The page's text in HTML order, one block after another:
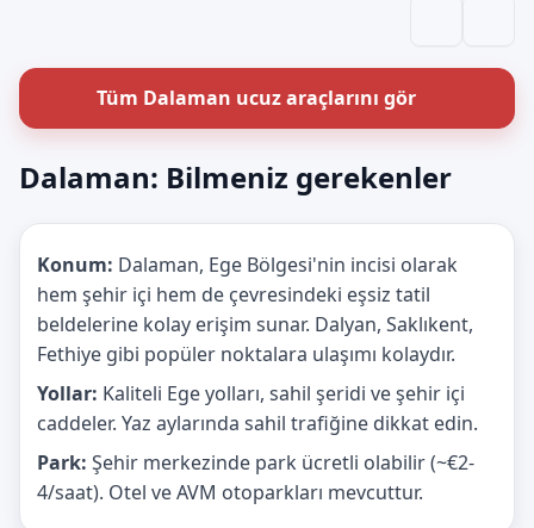
Tüm Dalaman ucuz araçlarını gör
Dalaman: Bilmeniz gerekenler
Konum: Dalaman, Ege Bölgesi'nin incisi olarak
hem şehir içi hem de çevresindeki eşsiz tatil
beldelerine kolay erişim sunar. Dalyan, Saklıkent,
Fethiye gibi popüler noktalara ulaşımı kolaydır.
Yollar: Kaliteli Ege yolları, sahil şeridi ve şehir içi
caddeler. Yaz aylarında sahil trafiğine dikkat edin.
Park: Şehir merkezinde park ücretli olabilir (~€2-
4/saat). Otel ve AVM otoparkları mevcuttur.